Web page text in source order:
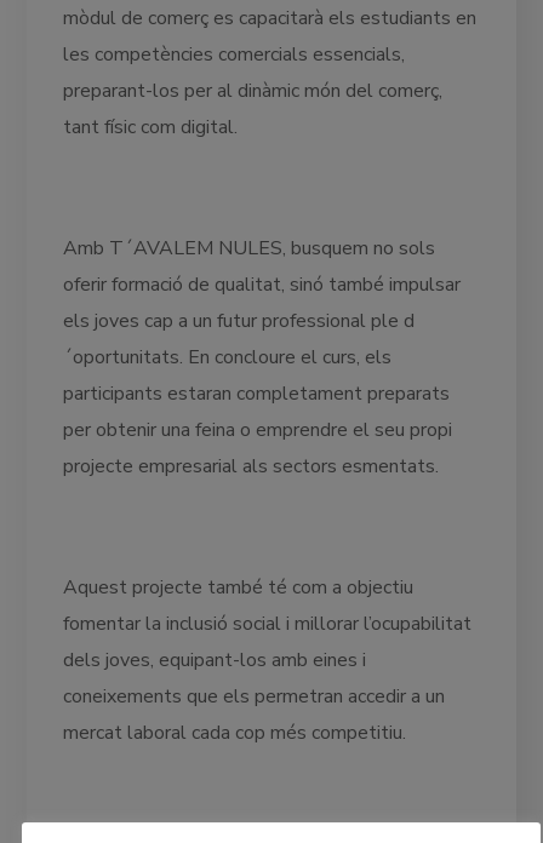
mòdul de comerç es capacitarà els estudiants en
les competències comercials essencials,
preparant-los per al dinàmic món del comerç,
tant físic com digital.
Amb T´AVALEM NULES, busquem no sols
oferir formació de qualitat, sinó també impulsar
els joves cap a un futur professional ple d
´oportunitats. En concloure el curs, els
participants estaran completament preparats
per obtenir una feina o emprendre el seu propi
projecte empresarial als sectors esmentats.
Aquest projecte també té com a objectiu
fomentar la inclusió social i millorar l’ocupabilitat
dels joves, equipant-los amb eines i
coneixements que els permetran accedir a un
mercat laboral cada cop més competitiu.